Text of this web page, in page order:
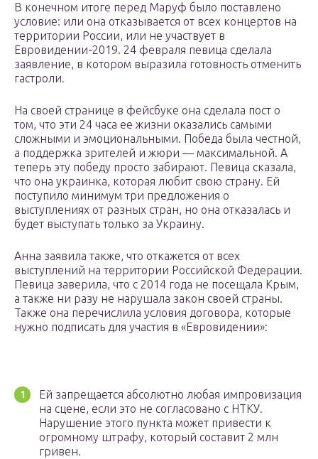
В конечном итоге перед Маруф было поставлено
условие: или она отказывается от всех концертов на
территории России, или не участвует в
Евровидении-2019. 24 февраля певица сделала
заявление, в котором выразила готовность отменить
гастроли.
На своей странице в фейсбуке она сделала пост о
том, что эти 24 часа ее жизни оказались самыми
сложными и эмоциональными. Победа была честной,
а поддержка зрителей и жюри — максимальной. А
теперь эту победу просто забирают. Певица сказала,
что она украинка, которая любит свою страну. Ей
поступило минимум три предложения о
выступлениях от разных стран, но она отказалась и
будет выступать только за Украину.
Анна заявила также, что откажется от всех
выступлений на территории Российской Федерации.
Певица заверила, что с 2014 года не посещала Крым,
а также ни разу не нарушала закон своей страны.
Также она перечислила условия договора, которые
нужно подписать для участия в «Евровидении»:
Ей запрещается абсолютно любая импровизация
на сцене, если это не согласовано с НТКУ.
Нарушение этого пункта может привести к
огромному штрафу, который составит 2 млн
гривен.